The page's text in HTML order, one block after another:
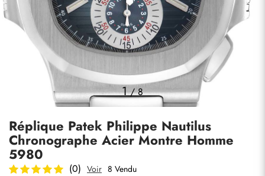
1/8
Réplique Patek Philippe Nautilus
Chronographe Acier Montre Homme
5980
(0) Voir 8 Vendu